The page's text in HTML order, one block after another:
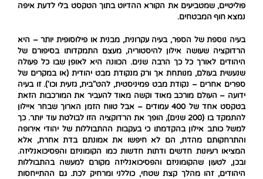
פוליטיים, שמטביעים את הקורא ההדיוט בתוך הטקסט בלי לדעת איפה
נמצא חוף המבטחים.
בעיה נוספת של הספר, בעיה עקרונית, מבנית או פילוסופית יותר – היא
הרדוקציה שעושה אילון להיסטוריה, מעצם התמקדותו בסיפורם של
היהודים לאורך כל כך הרבה שנים. הכוונה היא לאופן שבו כל פעולה
שנעשית בעולם, מנותחת אך ורק מנקודת מבט יהודית (או במקרים של
ספרים אחרים – נקודת מבט פמיניסטית, להט"בית, גזעית וכו'). זו בעיה
ידועה – העולם מורכב מאוד וקשה מאוד להעביר את המורכבות הזאת
בטקסט אחד של 400 עמודים – אבל טווח הזמן הארוך שבחר איילון
להתמקד בו (200 שנים), הופך את הרדוקציה הזו לבולטת עוד יותר. כך
למשל כותב אילון בהקדמתו כי בעקבות ההתבוללות של יהודי אירופה
והתרחקותם מהדת, הם לא חיפשו את אמונתם בדת אחרת, אלא
המציאו רעיונות חדשים ודתות חדשות כמו הקומוניזם והפסיכואנליזה.
ובכן, לטעון שהקומוניזם והפסיכואנליזה מקורם למעשה בהתבוללות
היהודים, זהו מהלך קצת שטחי, כוללני ומרחיק לכת. גם ההתייחסות